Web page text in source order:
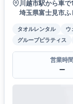
川越市駅から車で
埼玉県富士見市
タオルレンタル ウ
グループピラティス
営業時間
ー